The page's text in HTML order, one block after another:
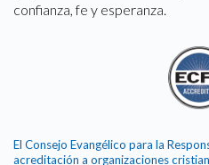
confianza, fe y esperanza.
El Consejo Evangélico para la
acreditación a organizaciones